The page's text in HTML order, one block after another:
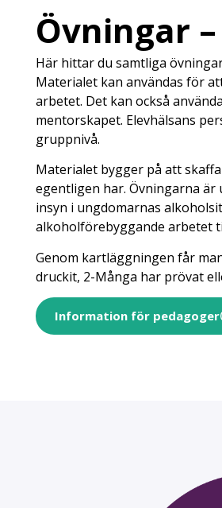
Övningar
Här hittar du samtliga
Materialet kan användas för
arbetet. Det kan också
mentorskapet. Elevhälsans
gruppnivå.
Materialet bygger på att
egentligen har. Övningarna
insyn i ungdomarnas
alkoholförebyggande arbetet
Genom kartläggningen får
druckit, 2-Många har prövat
Information för pedagoger